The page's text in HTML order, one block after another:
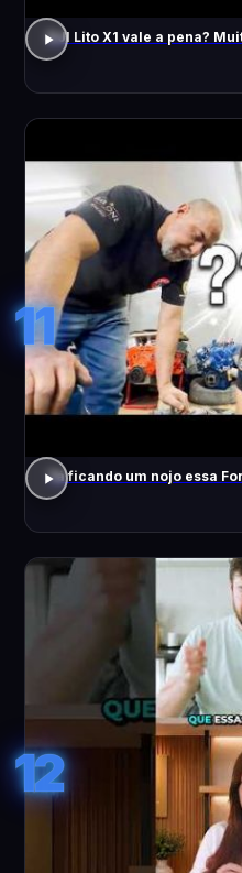
DJI Lito X1 vale a pena?
11
Tá ficando um nojo essa
12